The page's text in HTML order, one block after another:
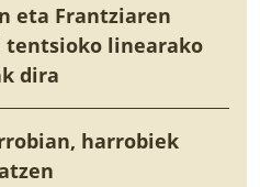
eta Frantziaren
tentsioko linearako
dira
harrobiek